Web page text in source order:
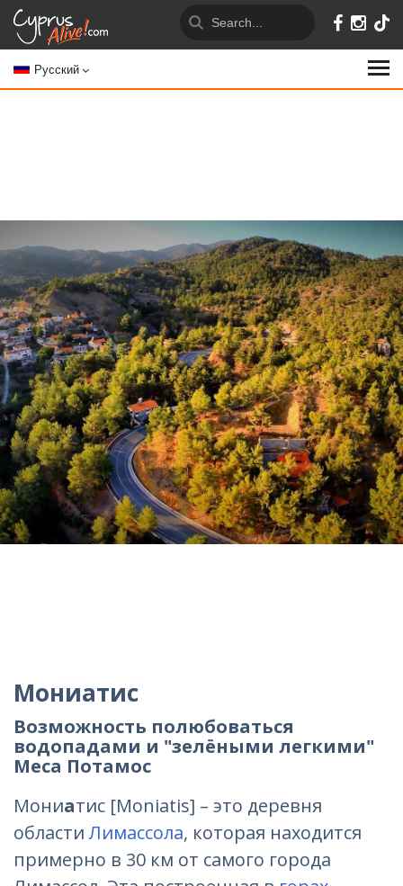
Русский
Мониатис
Возможность полюбоваться
водопадами и "зелёными легкими"
Меса Потамос
Мониатис [Moniatis] – это деревня
областиЛимассола, которая находится
примерно в 30 км от самого города